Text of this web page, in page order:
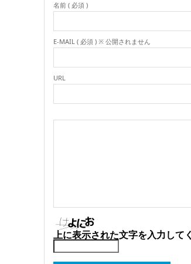
名前 ( 必須 )
E-MAIL ( 必須 ) ※ 公開されません
URL
上に表示された文字を入力して